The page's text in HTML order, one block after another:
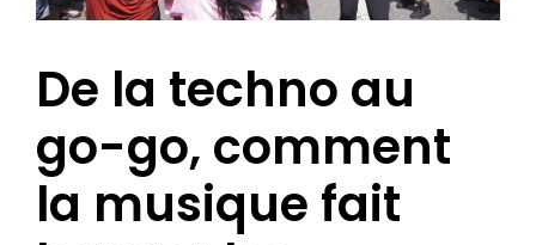
De la techno au
go-go, comment
la musique fait